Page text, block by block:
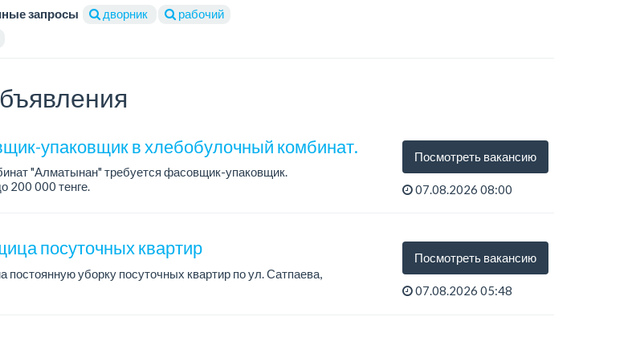
запросы дворник
рабочий
упаковщик в хлебобулочный комбинат.
"Алматынан" требуется фасовщик-упаковщик.
200 000 тенге.
Посмотреть вакансию
07.08.2026 08:00
посуточных квартир
постоянную уборку посуточных квартир по ул. Сатпаева,
Посмотреть вакансию
07.08.2026 05:48